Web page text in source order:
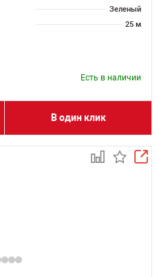
Зеленый
25 м
Есть в наличии
В один клик